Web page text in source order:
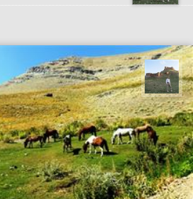
مظفر کشاورزمحمدیان